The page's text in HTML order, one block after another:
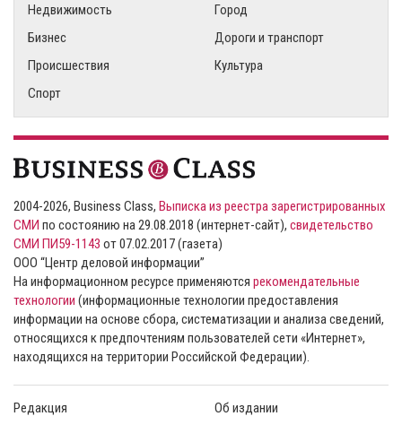
Недвижимость
Город
Бизнес
Дороги и транспорт
Происшествия
Культура
Спорт
2004-2026, Business Class, Выписка из реестра зарегистрированных
СМИ по состоянию на 29.08.2018 (интернет-сайт), свидетельство
СМИ ПИ59-1143 от 07.02.2017 (газета)
ООО “Центр деловой информации”
На информационном ресурсе применяются рекомендательные
технологии (информационные технологии предоставления
информации на основе сбора, систематизации и анализа сведений,
относящихся к предпочтениям пользователей сети «Интернет»,
находящихся на территории Российской Федерации).
Редакция Об издании